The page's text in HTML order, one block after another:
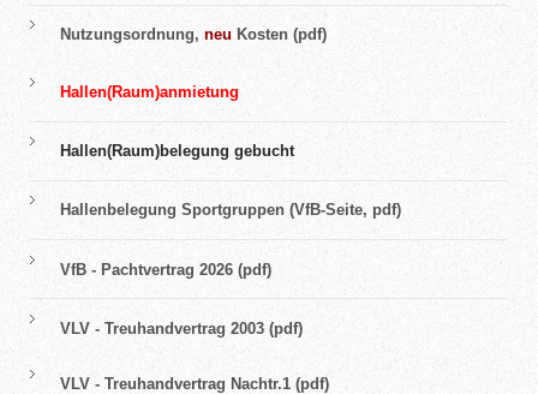
Nutzungsordnung, neu Kosten (pdf)
Hallen(Raum)anmietung
Hallen(Raum)belegung gebucht
Hallenbelegung Sportgruppen (VfB-Seite, pdf)
VfB - Pachtvertrag 2026 (pdf)
VLV - Treuhandvertrag 2003 (pdf)
VLV - Treuhandvertrag Nachtr.1 (pdf)